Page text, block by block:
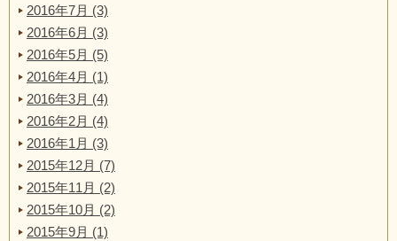
2016年7月 (3)
2016年6月 (3)
2016年5月 (5)
2016年4月 (1)
2016年3月 (4)
2016年2月 (4)
2016年1月 (3)
2015年12月 (7)
2015年11月 (2)
2015年10月 (2)
2015年9月 (1)